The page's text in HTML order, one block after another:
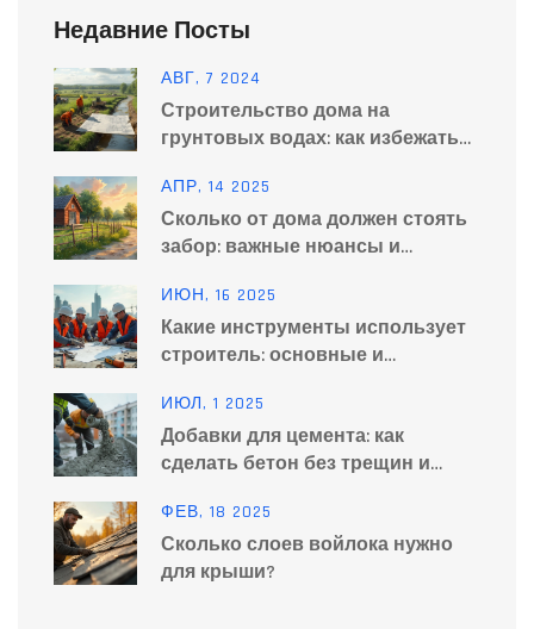
Недавние Посты
АВГ, 7 2024
Строительство дома на
грунтовых водах: как избежать
АПР, 14 2025
Сколько от дома должен стоять
забор: важные нюансы и
ИЮН, 16 2025
Какие инструменты использует
строитель: основные и
ИЮЛ, 1 2025
Добавки для цемента: как
сделать бетон без трещин и
ФЕВ, 18 2025
Сколько слоев войлока нужно
для крыши?